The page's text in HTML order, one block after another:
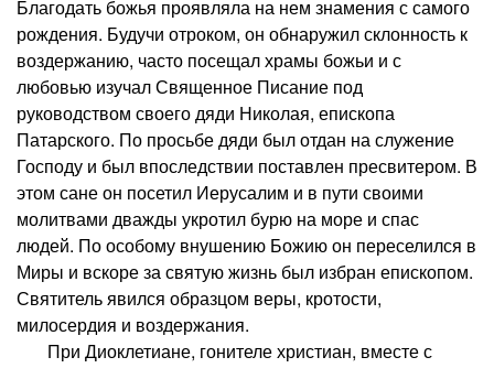
Благодать божья проявляла на нем знамения с самого
рождения. Будучи отроком, он обнаружил склонность к
воздержанию, часто посещал храмы божьи и с
любовью изучал Священное Писание под
руководством своего дяди Николая, епископа
Патарского. По просьбе дяди был отдан на служение
Господу и был впоследствии поставлен пресвитером. В
этом сане он посетил Иерусалим и в пути своими
молитвами дважды укротил бурю на море и спас
людей. По особому внушению Божию он переселился в
Миры и вскоре за святую жизнь был избран епископом.
Святитель явился образцом веры, кротости,
милосердия и воздержания.
При Диоклетиане, гонителе христиан, вместе с